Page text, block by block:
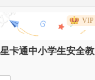
VIP
卡通中小学生安全教